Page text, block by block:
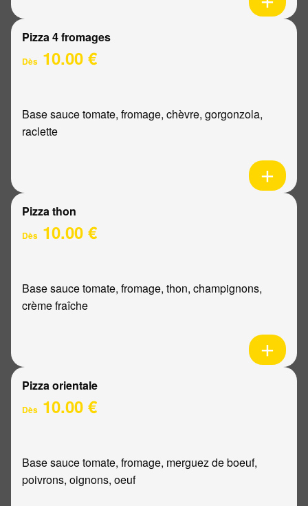
Pizza 4 fromages
Dès 10.00 €
Base sauce tomate, fromage, chèvre, gorgonzola,
raclette
Pizza thon
Dès 10.00 €
Base sauce tomate, fromage, thon, champignons,
crème fraîche
Pizza orientale
Dès 10.00 €
Base sauce tomate, fromage, merguez de boeuf,
poivrons, oignons, oeuf